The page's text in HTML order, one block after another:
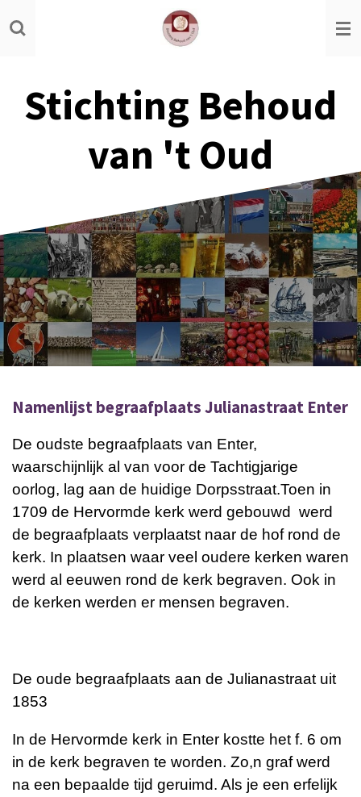
Ga
direct
hoofdinhoud
Stichting Behoud
van 't Oud
Namenlijst begraafplaats Julianastraat Enter
De oudste begraafplaats van Enter,
waarschijnlijk al van voor de Tachtigjarige
oorlog, lag aan de huidige Dorpsstraat.Toen in
1709 de Hervormde kerk werd gebouwd werd
de begraafplaats verplaatst naar de hof rond de
kerk. In plaatsen waar veel oudere kerken waren
werd al eeuwen rond de kerk begraven. Ook in
de kerken werden er mensen begraven.
De oude begraafplaats aan de Julianastraat uit
1853
In de Hervormde kerk in Enter kostte het f. 6 om
in de kerk begraven te worden. Zo,n graf werd
na een bepaalde tijd geruimd. Als je een erfelijk